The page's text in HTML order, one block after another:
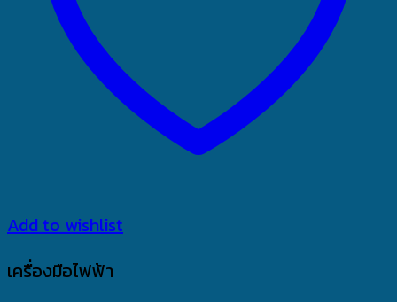
Add to wishlist
เครื่องมือไฟฟ้า